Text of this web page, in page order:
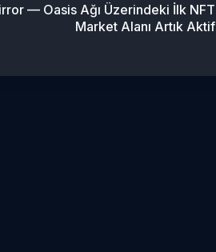
— Oasis Ağı Üzerindeki İlk NFT
Market Alanı Artık Aktif